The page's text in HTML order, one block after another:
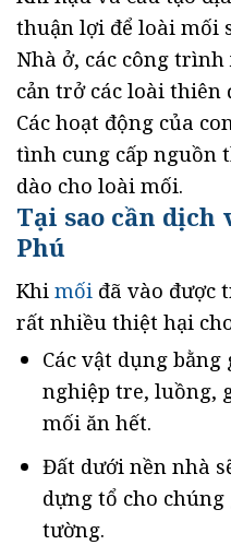
thuận lợi để loài mối
Nhà ở, các công
cản trở các loài thiên
Các hoạt động của
tình cung cấp nguồn
dào cho loài mối.
Tại sao cần
Phú
Khi mối đã vào được
rất nhiều thiệt hại
Các vật dụng
nghiệp tre, luồng,
mối ăn hết.
Đất dưới nền nhà
dựng tổ cho
tường.